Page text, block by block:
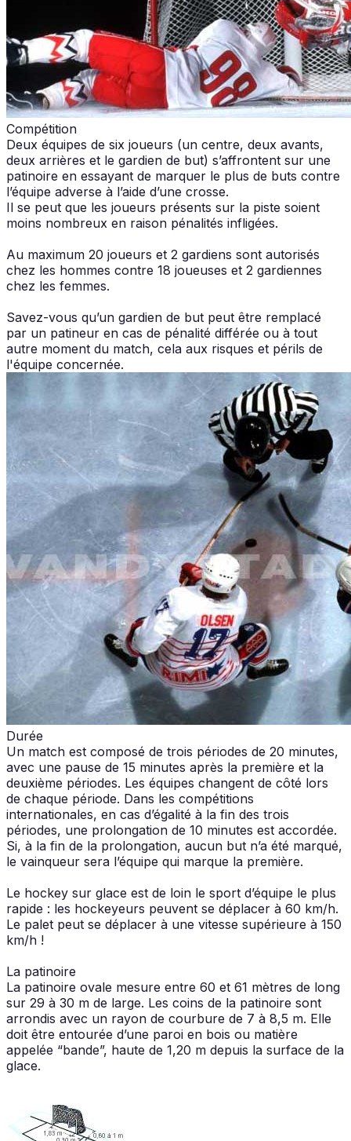
Compétition
Deux équipes de six joueurs (un centre, deux avants,
deux arrières et le gardien de but) s’affrontent sur une
patinoire en essayant de marquer le plus de buts contre
l’équipe adverse à l’aide d’une crosse.
Il se peut que les joueurs présents sur la piste soient
moins nombreux en raison pénalités infligées.
Au maximum 20 joueurs et 2 gardiens sont autorisés
chez les hommes contre 18 joueuses et 2 gardiennes
chez les femmes.
Savez-vous qu’un gardien de but peut être remplacé
par un patineur en cas de pénalité différée ou à tout
autre moment du match, cela aux risques et périls de
l'équipe concernée.
Durée
Un match est composé de trois périodes de 20 minutes,
avec une pause de 15 minutes après la première et la
deuxième périodes. Les équipes changent de côté lors
de chaque période. Dans les compétitions
internationales, en cas d’égalité à la fin des trois
périodes, une prolongation de 10 minutes est accordée.
Si, à la fin de la prolongation, aucun but n’a été marqué,
le vainqueur sera l’équipe qui marque la première.
Le hockey sur glace est de loin le sport d’équipe le plus
rapide : les hockeyeurs peuvent se déplacer à 60 km/h.
Le palet peut se déplacer à une vitesse supérieure à 150
km/h !
La patinoire
La patinoire ovale mesure entre 60 et 61 mètres de long
sur 29 à 30 m de large. Les coins de la patinoire sont
arrondis avec un rayon de courbure de 7 à 8,5 m. Elle
doit être entourée d’une paroi en bois ou matière
appelée “bande”, haute de 1,20 m depuis la surface de la
glace.